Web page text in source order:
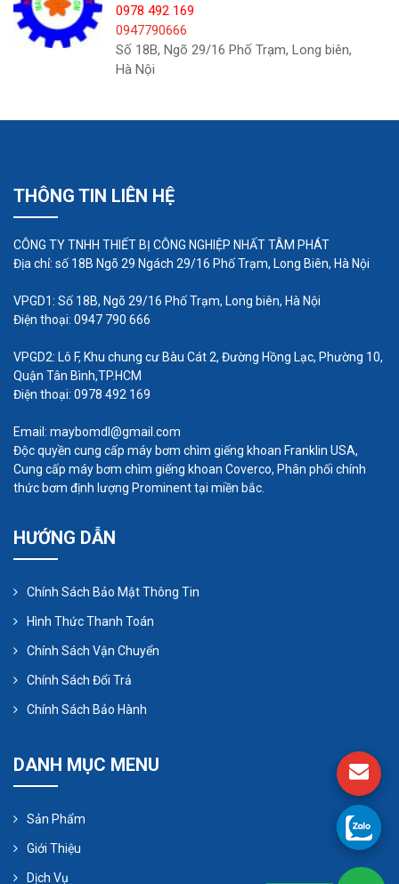
0978 492 169
0947790666
Số 18B, Ngõ 29/16 Phố Trạm, Long biên,
Hà Nội
THÔNG TIN LIÊN HỆ
CÔNG TY TNHH THIẾT BỊ CÔNG NGHIỆP NHẤT TÂM PHÁT
Địa chỉ: số 18B Ngõ 29 Ngách 29/16 Phố Trạm, Long Biên, Hà Nội
VPGD1: Số 18B, Ngõ 29/16 Phố Trạm, Long biên, Hà Nội
Điện thoại: 0947 790 666
VPGD2: Lô F, Khu chung cư Bàu Cát 2, Đường Hồng Lạc, Phường 10,
Quận Tân Bình,TP.HCM
Điện thoại: 0978 492 169
Email: maybomdl@gmail.com
Độc quyền cung cấp máy bơm chìm giếng khoan Franklin USA,
Cung cấp máy bơm chìm giếng khoan Coverco, Phân phối chính
thức bơm định lượng Prominent tại miền bắc.
HƯỚNG DẪN
Chính Sách Bảo Mật Thông Tin
Hình Thức Thanh Toán
Chính Sách Vận Chuyển
Chính Sách Đổi Trả
Chính Sách Bảo Hành
DANH MỤC MENU
Sản Phẩm
Giới Thiệu
Dịch Vụ